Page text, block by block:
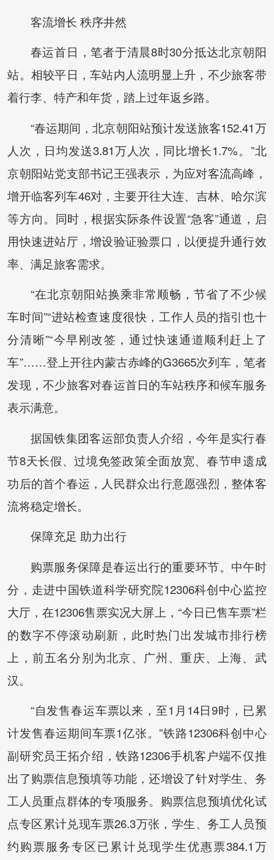
客流增长 秩序井然
春运首日，笔者于清晨8时30分抵达北京朝阳
站。相较平日，车站内人流明显上升，不少旅客带
着行李、特产和年货，踏上过年返乡路。
“春运期间，北京朝阳站预计发送旅客152.41万
人次，日均发送3.81万人次，同比增长1.7%。”北
京朝阳站党支部书记王强表示，为应对客流高峰，
增开临客列车46对，主要开往大连、吉林、哈尔滨
等方向。同时，根据实际条件设置“急客”通道，启
用快速进站厅，增设验证验票口，以便提升通行效
率、满足旅客需求。
“在北京朝阳站换乘非常顺畅，节省了不少候
车时间”“进站检查速度很快，工作人员的指引也十
分清晰”“今早刚改签，通过快速通道顺利赶上了
车”……登上开往内蒙古赤峰的G3665次列车，笔者
发现，不少旅客对春运首日的车站秩序和候车服务
表示满意。
据国铁集团客运部负责人介绍，今年是实行春
节8天长假、过境免签政策全面放宽、春节申遗成
功后的首个春运，人民群众出行意愿强烈，整体客
流将稳定增长。
保障充足 助力出行
购票服务保障是春运出行的重要环节。中午时
分，走进中国铁道科学研究院12306科创中心监控
大厅，在12306售票实况大屏上，“今日已售车票”栏
的数字不停滚动刷新，此时热门出发城市排行榜
上，前五名分别为北京、广州、重庆、上海、武
汉。
“自发售春运车票以来，至1月14日9时，已累
计发售春运期间车票1亿张。”铁路12306科创中心
副研究员王拓介绍，铁路12306手机客户端不仅推
出了购票信息预填等功能，还增设了针对学生、务
工人员重点群体的专项服务。购票信息预填优化试
点专区累计兑现车票26.3万张，学生、务工人员预
约购票服务专区已累计兑现学生优惠票384.1万